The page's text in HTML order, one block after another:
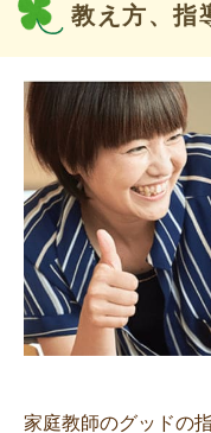
教え方、指
家庭教師のグッドの